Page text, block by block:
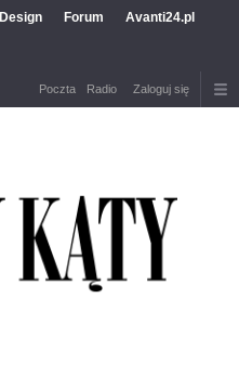
Design Forum Avanti24.pl
Poczta Radio Zaloguj się